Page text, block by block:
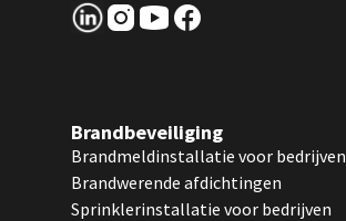
Brandbeveiliging
Brandmeldinstallatie voor bedrijven
Brandwerende afdichtingen
Sprinklerinstallatie voor bedrijven